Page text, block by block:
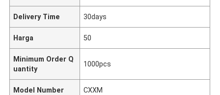
Delivery Time 30days
Harga 50
Minimum Order Q
uantity
1000pcs
Model Number CXXM